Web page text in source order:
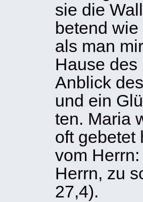
sie die
betend
als man
Hause des
Anblick
und ein
ten. Maria
oft gebe­tet
vom
Herrn, zu
27,4).